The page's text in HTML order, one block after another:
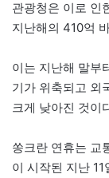
관광청은 이로 인
지난해의 410억
이는 지난해 말부
기가 위축되고 외
크게 낮아진 것이
쏭크란 연휴는 교
이 시작된 지난